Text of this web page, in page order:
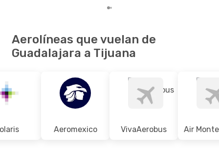
Aerolíneas que vuelan de
Guadalajara a Tijuana
Aeromexico VivaAerobus Air